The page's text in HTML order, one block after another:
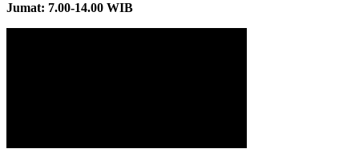
Jumat: 7.00-14.00 WIB